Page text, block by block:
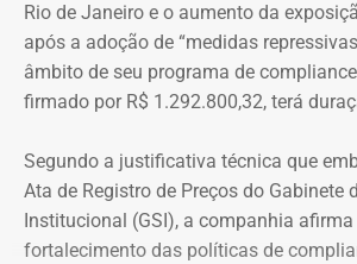
Rio de Janeiro e o aumento da
após a adoção de “medidas
âmbito de seu programa de
firmado por R$ 1.292.800,32, terá
Segundo a justificativa técnica que
Ata de Registro de Preços do Gabinete
Institucional (GSI), a companhia
fortalecimento das políticas de